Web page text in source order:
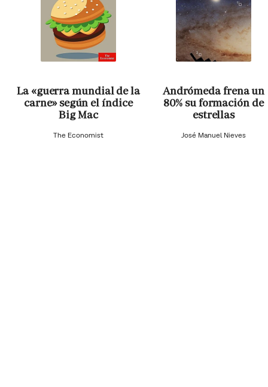
La «guerra mundial de la
carne» según el índice
Big Mac
The Economist
Andrómeda frena un
80% su formación de
estrellas
José Manuel Nieves